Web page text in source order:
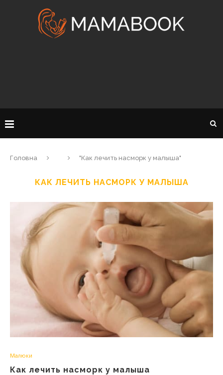
Головна "Как лечить насморк у малыша"
КАК ЛЕЧИТЬ НАСМОРК У МАЛЫША
Малюки
Как лечить насморк у малыша